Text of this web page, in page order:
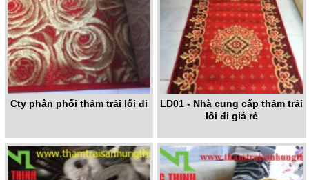
Cty phân phối thảm trải lối đi
LD01 - Nhà cung cấp thảm trải
lối đi giá rẻ